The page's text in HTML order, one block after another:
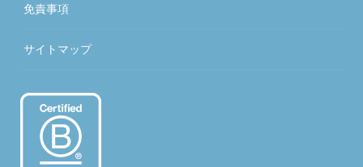
免責事項
サイトマップ